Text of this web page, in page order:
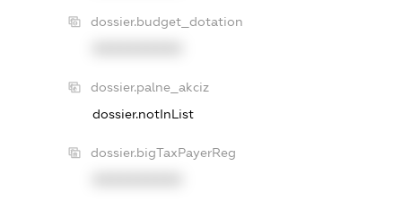
dossier.budget_dotation
dossier.palne_akciz
dossier.notInList
dossier.bigTaxPayerReg